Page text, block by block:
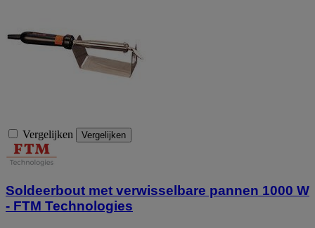
Vergelijken Vergelijken
Soldeerbout met verwisselbare pannen 1000 W
- FTM Technologies